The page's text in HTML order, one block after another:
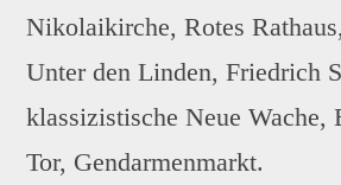
Nikolaikirche, Rotes
Unter den Linden, Friedrich
klassizistische Neue Wache,
Tor, Gendarmenmarkt.